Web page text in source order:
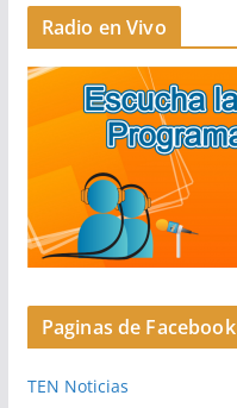
Radio en Vivo
Paginas de Facebook
TEN Noticias